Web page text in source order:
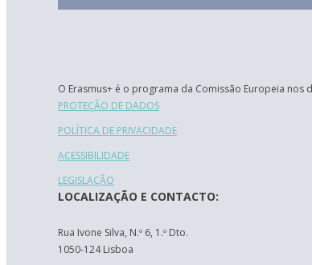
O Erasmus+ é o programa da Comissão Europeia nos
PROTEÇÃO DE DADOS
POLÍTICA DE PRIVACIDADE
ACESSIBILIDADE
LEGISLAÇÃO
LOCALIZAÇÃO E CONTACTO:
Rua Ivone Silva, N.º 6, 1.º Dto.
1050-124 Lisboa